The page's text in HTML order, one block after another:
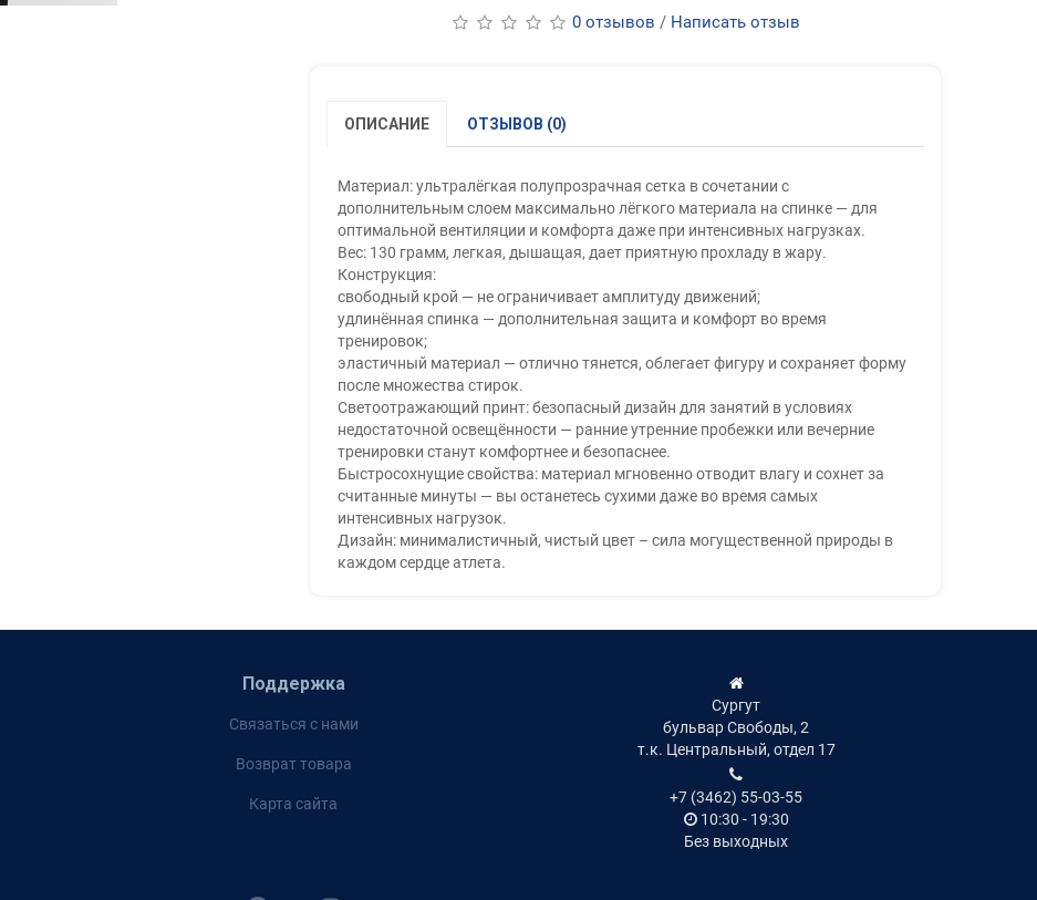
0 отзывов / Написать отзыв
ОПИСАНИЕ ОТЗЫВОВ (0)
Материал: ультралёгкая полупрозрачная сетка в сочетании с
дополнительным слоем максимально лёгкого материала на спинке — для
оптимальной вентиляции и комфорта даже при интенсивных нагрузках.
Вес: 130 грамм, легкая, дышащая, дает приятную прохладу в жару.
Конструкция:
свободный крой — не ограничивает амплитуду движений;
удлинённая спинка — дополнительная защита и комфорт во время
тренировок;
эластичный материал — отлично тянется, облегает фигуру и сохраняет форму
после множества стирок.
Светоотражающий принт: безопасный дизайн для занятий в условиях
недостаточной освещённости — ранние утренние пробежки или вечерние
тренировки станут комфортнее и безопаснее.
Быстросохнущие свойства: материал мгновенно отводит влагу и сохнет за
считанные минуты — вы останетесь сухими даже во время самых
интенсивных нагрузок.
Дизайн: минималистичный, чистый цвет – сила могущественной природы в
каждом сердце атлета.
Поддержка
Связаться с нами
Возврат товара
Карта сайта
Сургут
бульвар Свободы, 2
т.к. Центральный, отдел 17
+7 (3462) 55-03-55
10:30 - 19:30
Без выходных